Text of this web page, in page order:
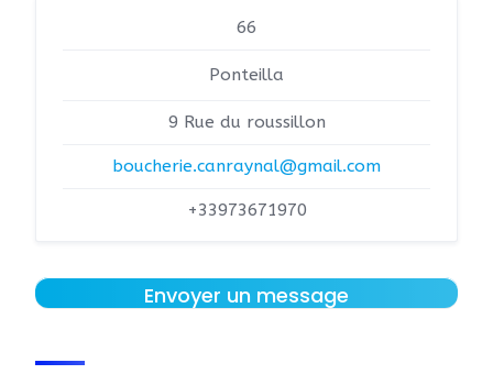
66
Ponteilla
9 Rue du roussillon
boucherie.canraynal@gmail.com
+33973671970
Envoyer un message